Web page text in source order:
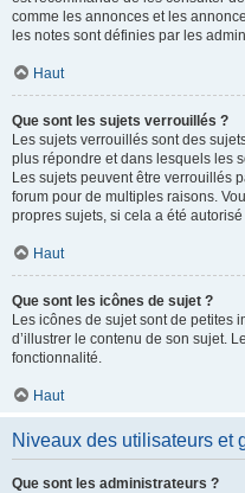
comme les annonces et les
les notes sont définies par les
Haut
Que sont les sujets verrouillés ?
Les sujets verrouillés sont des
plus répondre et dans lesquels les
Les sujets peuvent être verrouillés
forum pour de multiples raisons.
propres sujets, si cela a été
Haut
Que sont les icônes de sujet ?
Les icônes de sujet sont de petites
d’illustrer le contenu de son sujet.
fonctionnalité.
Haut
Niveaux des utilisateurs et
Que sont les administrateurs ?